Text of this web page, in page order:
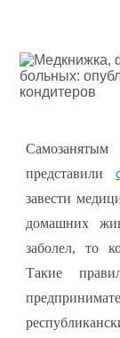
представили
завести
домашних
заболел, то
Такие